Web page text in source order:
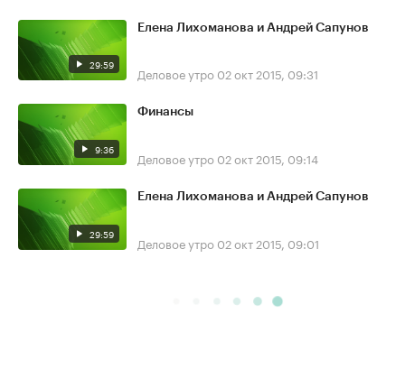
29:59
Елена Лихоманова и Андрей Сапунов
Деловое утро 02 окт 2015, 09:31
9:36
Финансы
Деловое утро 02 окт 2015, 09:14
29:59
Елена Лихоманова и Андрей Сапунов
Деловое утро 02 окт 2015, 09:01